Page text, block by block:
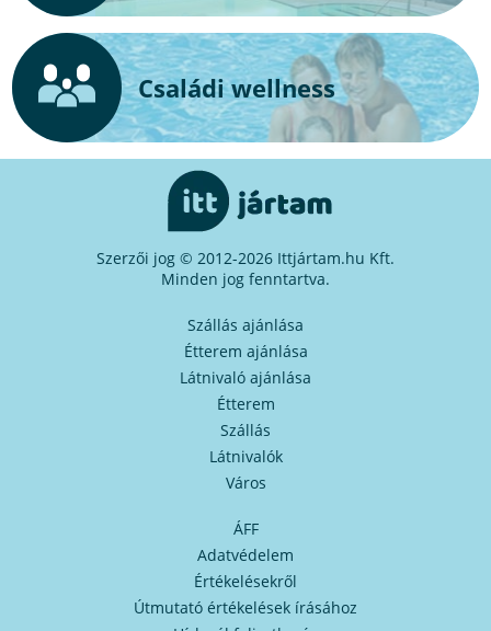
Családi wellness
Szerzői jog © 2012-2026 Ittjártam.hu Kft.
Minden jog fenntartva.
Szállás ajánlása
Étterem ajánlása
Látnivaló ajánlása
Étterem
Szállás
Látnivalók
Város
ÁFF
Adatvédelem
Értékelésekről
Útmutató értékelések írásához